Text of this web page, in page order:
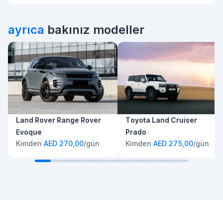
ayrıca bakınız modeller
Land Rover Range Rover
Evoque
Kimden AED 270,00/gün
Toyota Land Cruiser
Prado
Kimden AED 275,00/gün